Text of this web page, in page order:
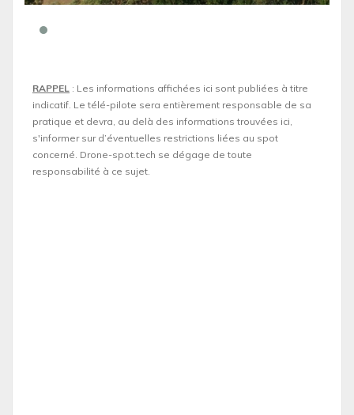
RAPPEL : Les informations affichées ici sont publiées à titre
indicatif. Le télé-pilote sera entièrement responsable de sa
pratique et devra, au delà des informations trouvées ici,
s'informer sur d’éventuelles restrictions liées au spot
concerné. Drone-spot.tech se dégage de toute
responsabilité à ce sujet.